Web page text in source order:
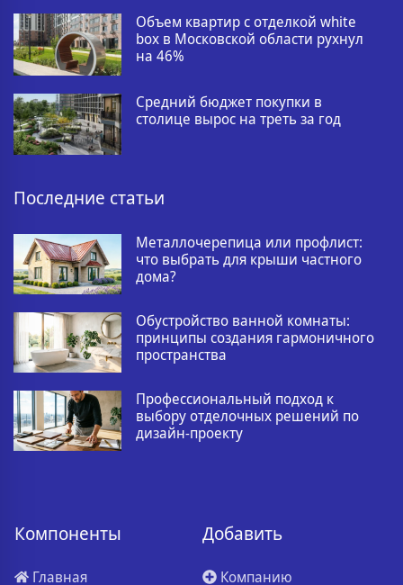
Объем квартир с отделкой white
box в Московской области рухнул
на 46%
Средний бюджет покупки в
столице вырос на треть за год
Последние статьи
Металлочерепица или профлист:
что выбрать для крыши частного
дома?
Обустройство ванной комнаты:
принципы создания гармоничного
пространства
Профессиональный подход к
выбору отделочных решений по
дизайн-проекту
Компоненты
Главная
Добавить
Компанию